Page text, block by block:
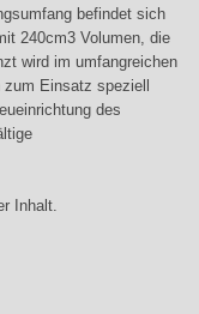
befindet sich
240cm3 Volumen, die
wird im umfangreichen
Einsatz speziell
des
Inhalt.